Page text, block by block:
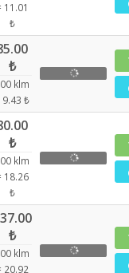
11.01
₺
₺
klm
9.43 ₺
₺
klm
18.26
₺
₺
klm
20.92